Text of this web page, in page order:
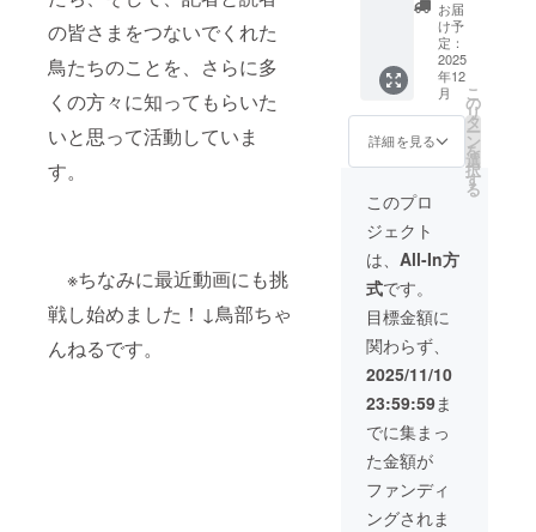
の皆さまをつないでくれた
鳥たちのことを、さらに多
くの方々に知ってもらいた
いと思って活動していま
す。
※ちなみに最近動画にも挑
戦し始めました！↓鳥部ちゃ
んねるです。
カー
（大小
２枚）
をセッ
トでお
送りし
ます。
※画像は
す。
て、 ・
鳥部ポ
スト
カード
・鳥部
卓上カ
レン
ダー
（182m
m×128
mm）
・鳥部
壁掛け
カレン
ダー
（A3サ
イズ）
・鳥部
ステッ
カー
（大小
２枚）
・非売
品の丹
波新聞
オリジ
ナルの
お届
け予
定：
2025
年12
月
詳細を見る
こ
の
リ
タ
ー
ン
を
選
択
す
る
このプロ
ジェクト
は、 All-In方
式です。
目標金額に
関わらず、
2025/11/10
23:59:59ま
でに集まっ
た金額が
ファンディ
ングされま